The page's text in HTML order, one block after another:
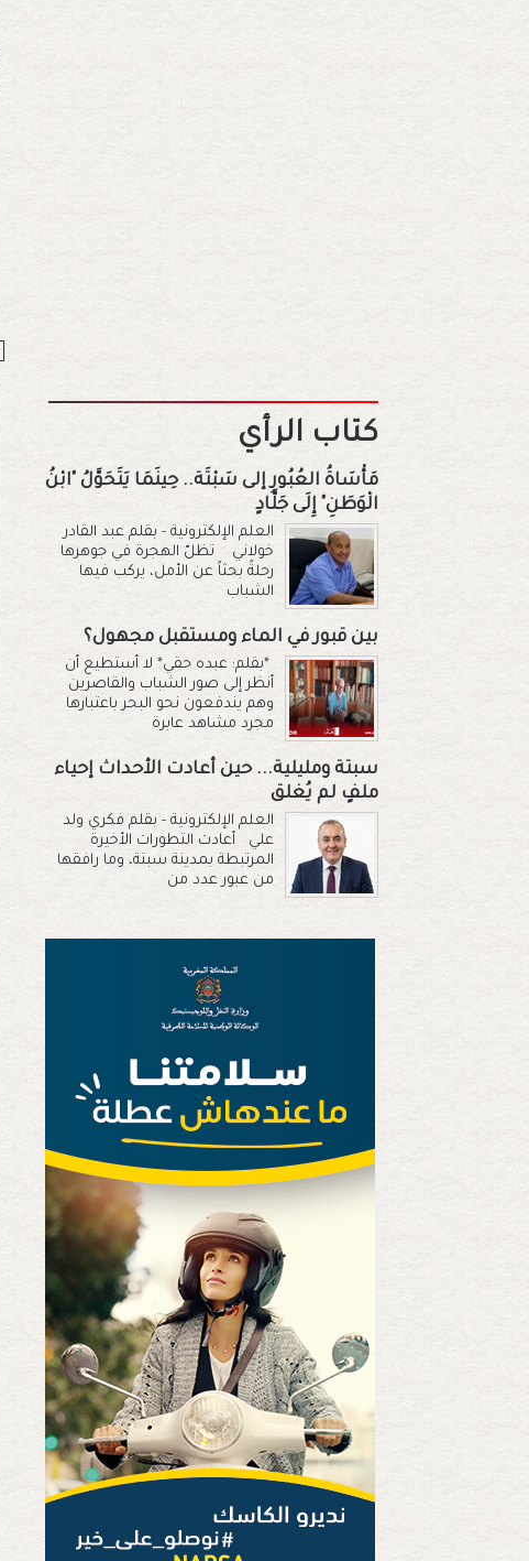
كتاب الرأي
مَأْسَاةُ العُبُورِ إلى سَبْتَة.. حِينَمَا يَتَحَوَّلُ "ابْنُ
الْوَطَنِ" إِلَى جَلَّادٍ
العلم الإلكترونية - بقلم عبد القادر
خولاني تظلّ الهجرة في جوهرها
رحلةً بحثاً عن الأمل، يركب فيها
الشباب
بين قبور في الماء ومستقبل مجهول؟
*بقلم: عبده حقي* لا أستطيع أن
أنظر إلى صور الشباب والقاصرين
وهم يندفعون نحو البحر باعتبارها
مجرد مشاهد عابرة
سبتة ومليلية... حين أعادت الأحداث إحياء
ملفٍ لم يُغلق
العلم الإلكترونية - بقلم فكري ولد
علي أعادت التطورات الأخيرة
المرتبطة بمدينة سبتة، وما رافقها
من عبور عدد من